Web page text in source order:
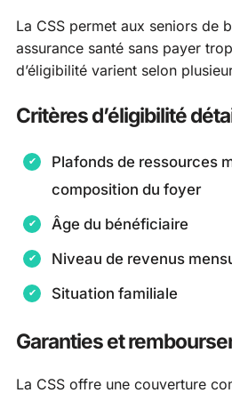
La CSS permet aux seniors de
assurance santé sans payer
d’éligibilité varient selon
Critères d’éligibilité
Plafonds de ressources
composition du foyer
Âge du bénéficiaire
Niveau de revenus
Situation familiale
Garanties et
La CSS offre une couverture